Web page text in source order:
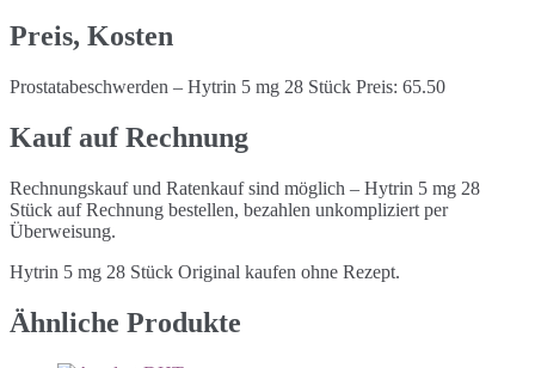
Preis, Kosten
Prostatabeschwerden – Hytrin 5 mg 28 Stück Preis: 65.50
Kauf auf Rechnung
Rechnungskauf und Ratenkauf sind möglich – Hytrin 5 mg 28
Stück auf Rechnung bestellen, bezahlen unkompliziert per
Überweisung.
Hytrin 5 mg 28 Stück Original kaufen ohne Rezept.
Ähnliche Produkte